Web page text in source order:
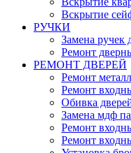
Вскрытие
РУЧКИ
Замена ручек
Ремонт
РЕМОНТ ДВЕРЕЙ
Ремонт
Ремонт
Обивка
Замена мдф
Ремонт
Ремонт